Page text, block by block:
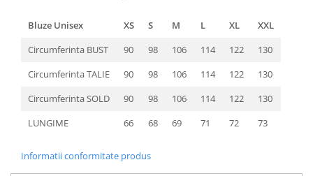
Bluze Unisex XS S M L XL
XXL
Circumferinta BUST
90 98 106 114 122
130
Circumferinta TALIE
90 98 106 114 122
130
Circumferinta SOLD
90 98 106 114 122
130
LUNGIME
66 68 69 71 72 73
Informatii conformitate produs